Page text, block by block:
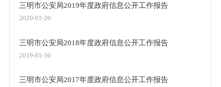
三明市公安局2019年度政府信息公开工作报告
2020-01-20
三明市公安局2018年度政府信息公开工作报告
2019-01-30
三明市公安局2017年度政府信息公开工作报告